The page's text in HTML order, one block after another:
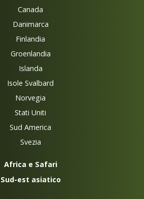
Canada
Danimarca
Finlandia
Groenlandia
Islanda
Isole Svalbard
Norvegia
Stati Uniti
Sud America
Svezia
Africa e Safari
Sud-est asiatico